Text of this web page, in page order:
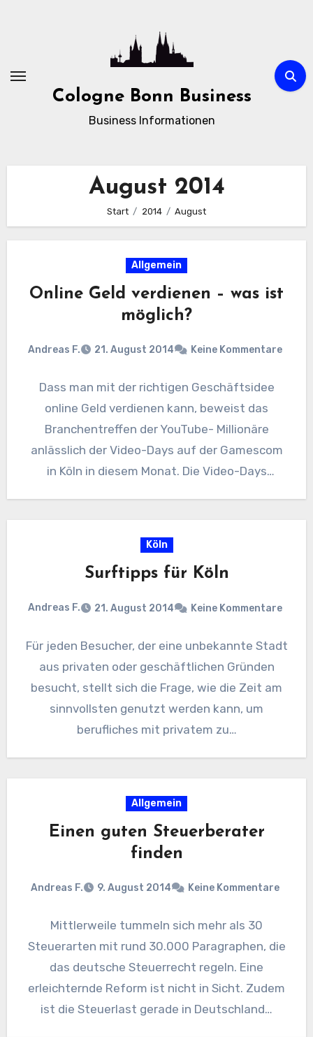
Cologne Bonn Business
Business Informationen
August 2014
Start 2014 August
Allgemein
Online Geld verdienen – was ist
möglich?
Andreas F. 21. August 2014 Keine Kommentare
Dass man mit der richtigen Geschäftsidee
online Geld verdienen kann, beweist das
Branchentreffen der YouTube- Millionäre
anlässlich der Video-Days auf der Gamescom
in Köln in diesem Monat. Die Video-Days
Köln
Surftipps für Köln
Andreas F. 21. August 2014 Keine Kommentare
Für jeden Besucher, der eine unbekannte Stadt
aus privaten oder geschäftlichen Gründen
besucht, stellt sich die Frage, wie die Zeit am
sinnvollsten genutzt werden kann, um
berufliches mit privatem zu…
Allgemein
Einen guten Steuerberater
finden
Andreas F. 9. August 2014 Keine Kommentare
Mittlerweile tummeln sich mehr als 30
Steuerarten mit rund 30.000 Paragraphen, die
das deutsche Steuerrecht regeln. Eine
erleichternde Reform ist nicht in Sicht. Zudem
ist die Steuerlast gerade in Deutschland…